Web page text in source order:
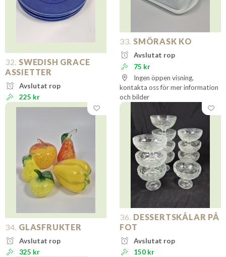
32. SWEDISH GRACE
ASSIETTER
Avslutat rop
225 kr
33. SMÖRASK KO
Avslutat rop
75 kr
Ingen öppen visning,
kontakta oss för mer information
och bilder
34. GLASFRUKTER
Avslutat rop
325 kr
36. DESSERTSKÅLAR PÅ
FOT
Avslutat rop
150 kr